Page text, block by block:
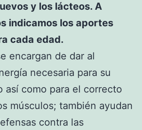
y los lácteos. A
indicamos los aportes
cada edad.
encargan de dar al
necesaria para su
así como para el correcto
músculos; también ayudan
contra las